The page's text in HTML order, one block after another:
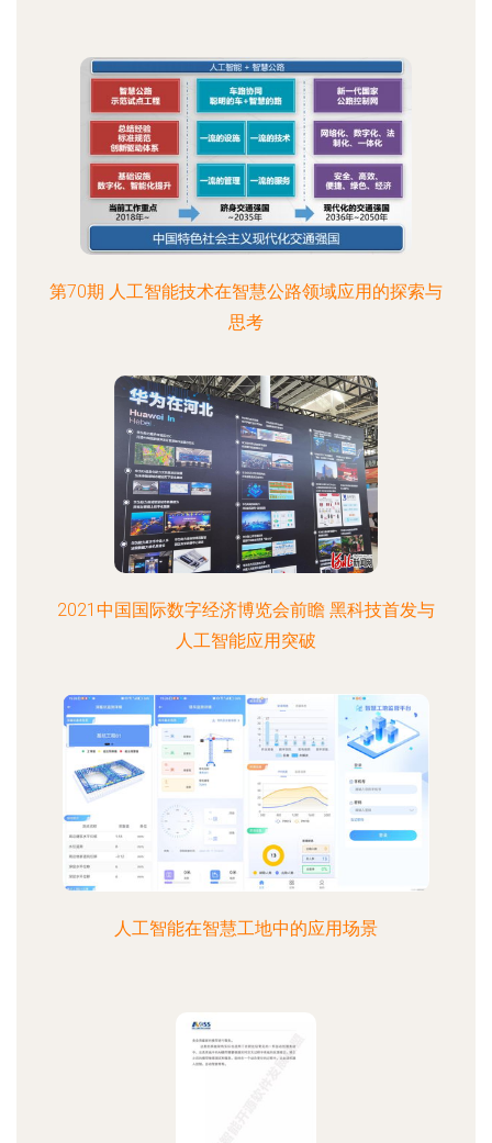
第70期 人工智能技术在智慧公路领域应用的探索与
思考
2021中国国际数字经济博览会前瞻 黑科技首发与
人工智能应用突破
人工智能在智慧工地中的应用场景